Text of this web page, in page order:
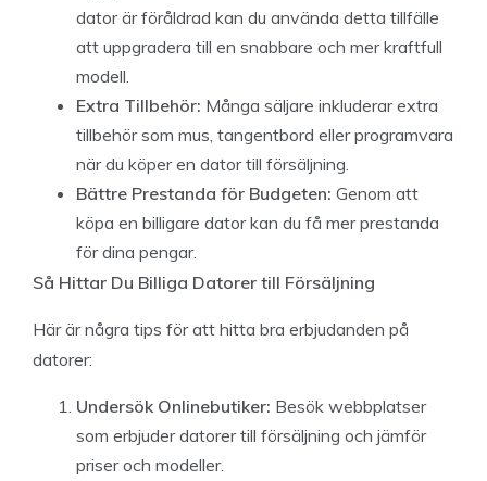
dator är föråldrad kan du använda detta tillfälle
att uppgradera till en snabbare och mer kraftfull
modell.
Extra Tillbehör: Många säljare inkluderar extra
tillbehör som mus, tangentbord eller programvara
när du köper en dator till försäljning.
Bättre Prestanda för Budgeten: Genom att
köpa en billigare dator kan du få mer prestanda
för dina pengar.
Så Hittar Du Billiga Datorer till Försäljning
Här är några tips för att hitta bra erbjudanden på
datorer:
Undersök Onlinebutiker: Besök webbplatser
som erbjuder datorer till försäljning och jämför
priser och modeller.